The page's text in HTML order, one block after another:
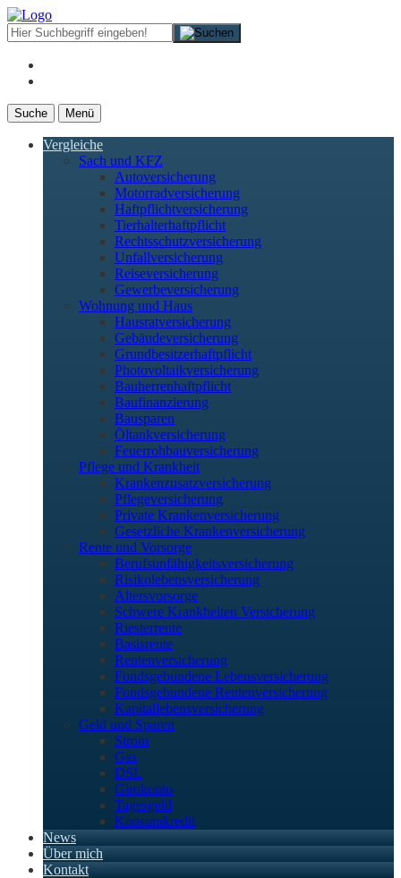
Suche Menü
Vergleiche
Sach und KFZ
Autoversicherung
Motorradversicherung
Haftpflichtversicherung
Tierhalterhaftpflicht
Rechtsschutzversicherung
Unfallversicherung
Reiseversicherung
Gewerbeversicherung
Wohnung und Haus
Hausratversicherung
Gebäudeversicherung
Grundbesitzerhaftpflicht
Photovoltaikversicherung
Bauherrenhaftpflicht
Baufinanzierung
Bausparen
Öltankversicherung
Feuerrohbauversicherung
Pflege und Krankheit
Krankenzusatzversicherung
Pflegeversicherung
Private Krankenversicherung
Gesetzliche Krankenversicherung
Rente und Vorsorge
Berufs­unfähigkeitsversicherung
Risikolebensversicherung
Altersvorsorge
Schwere Krankheiten Versicherung
Riesterrente
Basisrente
Rentenversicherung
Fondsgebundene Lebensversicherung
Fondsgebundene Rentenversicherung
Kapitallebensversicherung
Geld und Sparen
Strom
Gas
DSL
Girokonto
Tagesgeld
Konsumkredit
News
Über mich
Kontakt